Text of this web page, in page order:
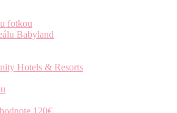
fotkou
Babyland
Hotels & Resorts
120€